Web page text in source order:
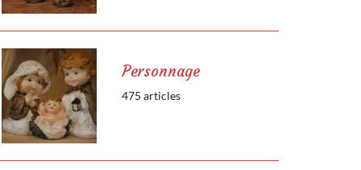
Personnage
475 articles